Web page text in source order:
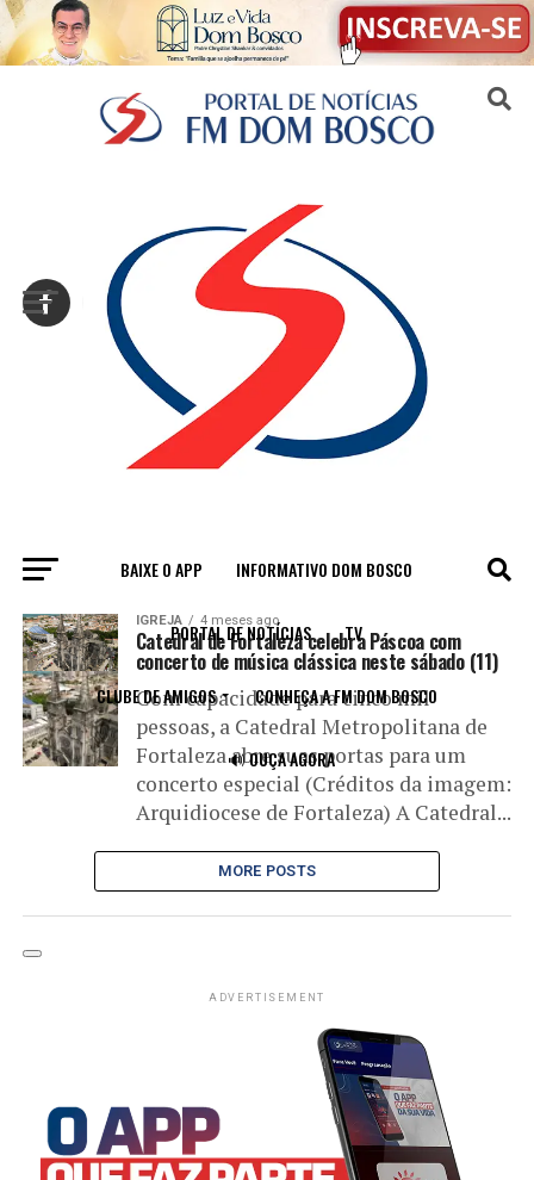
BAIXE O APP INFORMATIVO DOM BOSCO
PORTAL DE NOTÍCIAS TV
CLUBE DE AMIGOS CONHEÇA A FM DOM BOSCO
🔊 OUÇA AGORA
All posts tagged "música erudita"
IGREJA 4 meses ago
Catedral de Fortaleza celebra Páscoa com
concerto de música clássica neste sábado (11)
Com capacidade para cinco mil
pessoas, a Catedral Metropolitana de
Fortaleza abre suas portas para um
concerto especial (Créditos da imagem:
Arquidiocese de Fortaleza) A Catedral...
MORE POSTS
ADVERTISEMENT
Sair da versão mobile